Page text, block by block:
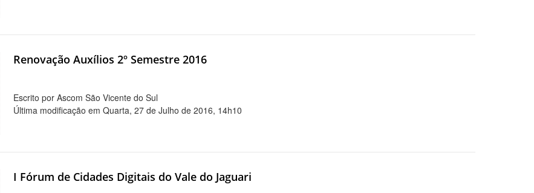
Renovação Auxílios 2º Semestre 2016
Escrito por Ascom São Vicente do Sul
Última modificação em Quarta, 27 de Julho de 2016, 14h10
I Fórum de Cidades Digitais do Vale do Jaguari